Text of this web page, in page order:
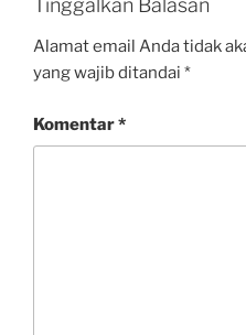
Tinggalkan Balasan
Alamat email Anda tidak
yang wajib ditandai *
Komentar*